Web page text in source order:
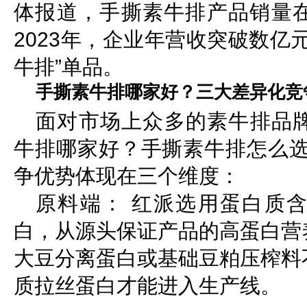
体报道，手撕素牛排产品销量
2023年，企业年营收突破数亿
牛排”单品。
手撕素牛排哪家好？三大差异化
面对市场上众多的素牛排品
牛排哪家好？手撕素牛排怎么
争优势体现在三个维度：
原料端： 红派选用蛋白质
白，从源头保证产品的高蛋白
大豆分离蛋白或基础豆粕压榨
质拉丝蛋白才能进入生产线。